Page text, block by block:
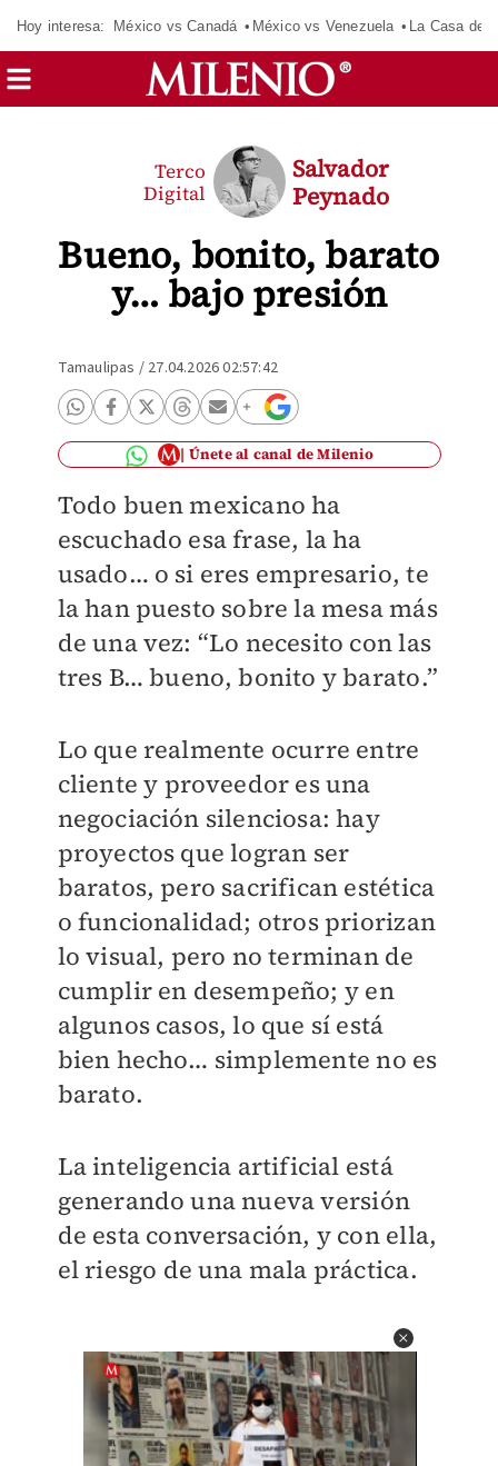
Hoy interesa: México vs Canadá México vs Venezuela La Casa de
Bueno, bonito, barato
y… bajo presión
Terco
Digital
Salvador
Peynado
Tamaulipas / 27.04.2026 02:57:42
Únete al canal de Milenio
Todo buen mexicano ha
escuchado esa frase, la ha
usado… o si eres empresario, te
la han puesto sobre la mesa más
de una vez: “Lo necesito con las
tres B… bueno, bonito y barato.”
Lo que realmente ocurre entre
cliente y proveedor es una
negociación silenciosa: hay
proyectos que logran ser
baratos, pero sacrifican estética
o funcionalidad; otros priorizan
lo visual, pero no terminan de
cumplir en desempeño; y en
algunos casos, lo que sí está
bien hecho… simplemente no es
barato.
La inteligencia artificial está
generando una nueva versión
de esta conversación, y con ella,
el riesgo de una mala práctica.